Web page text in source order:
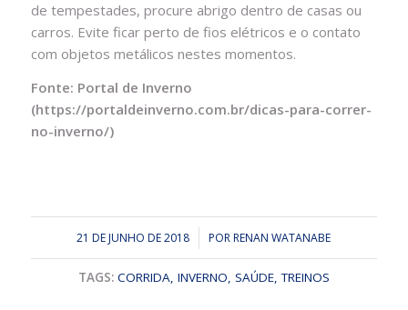
de tempestades, procure abrigo dentro de casas ou
carros. Evite ficar perto de fios elétricos e o contato
com objetos metálicos nestes momentos.
Fonte: Portal de Inverno
(https://portaldeinverno.com.br/dicas-para-correr-
no-inverno/)
21 DE JUNHO DE 2018
/ PORRENAN WATANABE
TAGS: CORRIDA INVERNO SAÚDE,TREINOS